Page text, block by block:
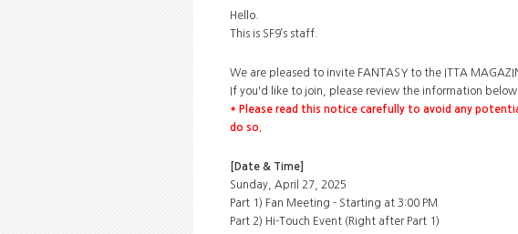
Hello.
This is SF9’s staff.
We are pleased to invite FANTASY to the ITTA
If you'd like to join, please review the information below.
* Please read this notice carefully to avoid any
do so.
[Date & Time]
Sunday, April 27, 2025
Part 1) Fan Meeting - Starting at 3:00 PM
Part 2) Hi-Touch Event (Right after Part 1)